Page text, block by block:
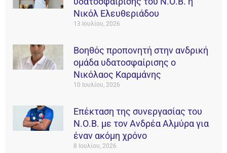
Νικόλ Ελευθεριάδου
13 Ιουλίου, 2026
Βοηθός προπονητή στην ανδρική
ομάδα υδατοσφαίρισης ο
Νικόλαος Καραμάνης
10 Ιουλίου, 2026
Επέκταση της συνεργασίας του
Ν.Ο.Β. με τον Ανδρέα Αλμύρα για
έναν ακόμη χρόνο
8 Ιουλίου, 2026